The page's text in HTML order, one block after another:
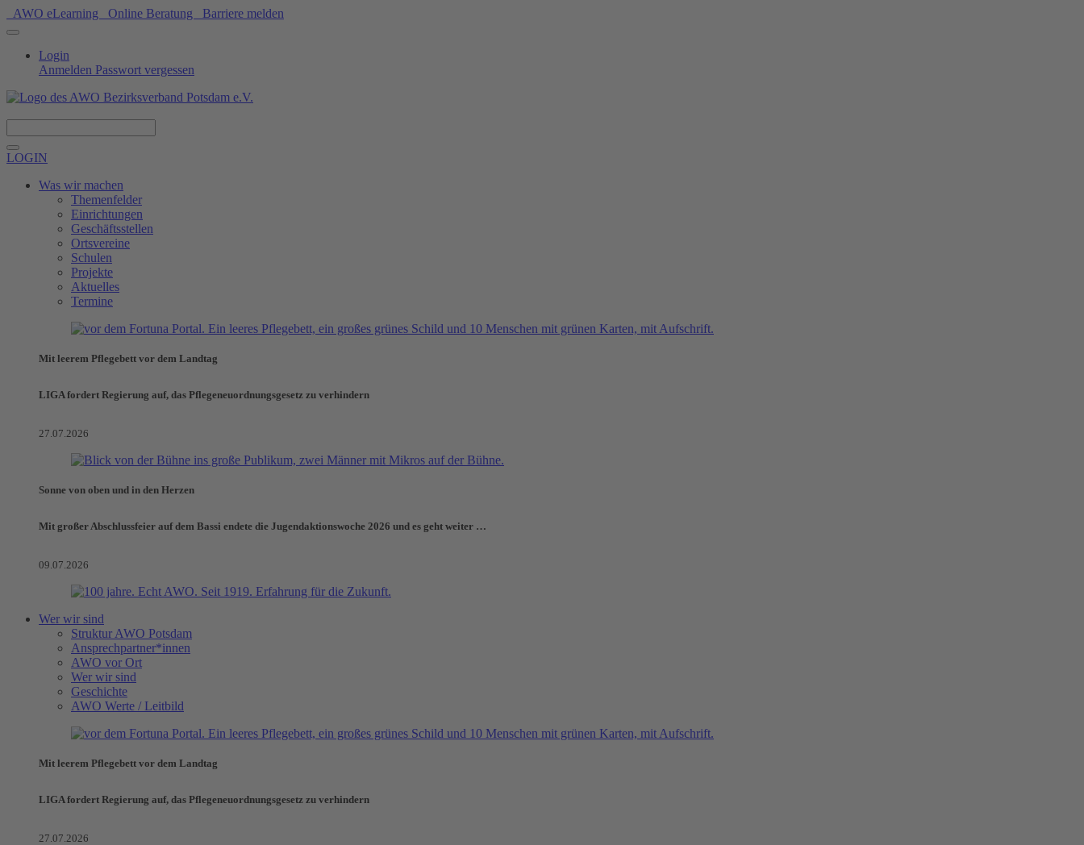
AWO eLearning Online Beratung Barriere melden
Login
Anmelden Passwort vergessen
LOGIN
Was wir machen
Themenfelder
Einrichtungen
Geschäftsstellen
Ortsvereine
Schulen
Projekte
Aktuelles
Termine
Mit leerem Pflegebett vor dem Landtag
LIGA fordert Regierung auf, das Pflegeneuordnungsgesetz zu verhindern
27.07.2026
Sonne von oben und in den Herzen
Mit großer Abschlussfeier auf dem Bassi endete die Jugendaktionswoche 2026 und es geht weiter …
09.07.2026
Wer wir sind
Struktur AWO Potsdam
Ansprechpartner*innen
AWO vor Ort
Wer wir sind
Geschichte
AWO Werte / Leitbild
Mit leerem Pflegebett vor dem Landtag
LIGA fordert Regierung auf, das Pflegeneuordnungsgesetz zu verhindern
27.07.2026